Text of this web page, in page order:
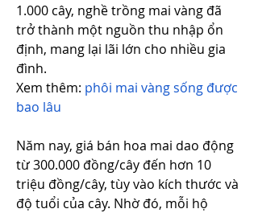
1.000 cây, nghề trồng mai vàng đã
trở thành một nguồn thu nhập ổn
định, mang lại lãi lớn cho nhiều gia
đình.
Xem thêm: phôi mai vàng sống được
bao lâu
Năm nay, giá bán hoa mai dao động
từ 300.000 đồng/cây đến hơn 10
triệu đồng/cây, tùy vào kích thước và
độ tuổi của cây. Nhờ đó, mỗi hộ